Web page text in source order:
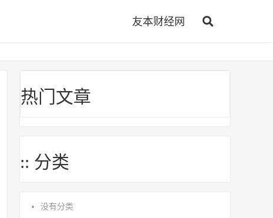
友本财经网
热门文章
:: 分类
没有分类